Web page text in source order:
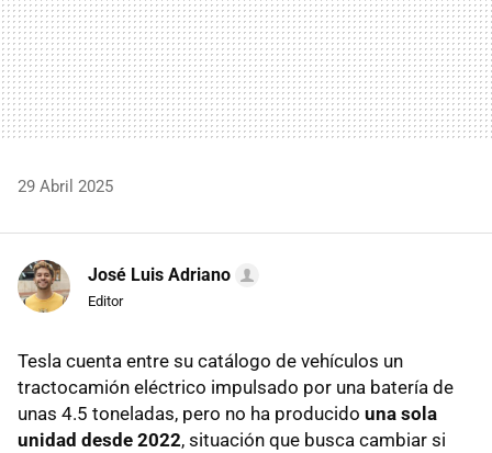
29 Abril 2025
José Luis Adriano
Editor
Tesla cuenta entre su catálogo de vehículos un
tractocamión eléctrico impulsado por una batería de
unas 4.5 toneladas, pero no ha producido una sola
unidad desde 2022, situación que busca cambiar si